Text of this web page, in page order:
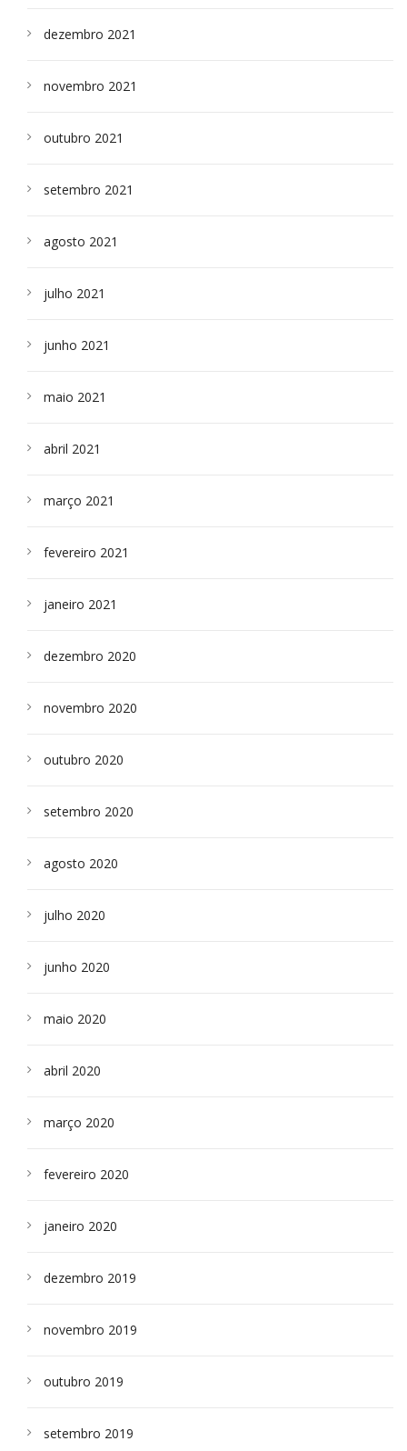
dezembro 2021
novembro 2021
outubro 2021
setembro 2021
agosto 2021
julho 2021
junho 2021
maio 2021
abril 2021
março 2021
fevereiro 2021
janeiro 2021
dezembro 2020
novembro 2020
outubro 2020
setembro 2020
agosto 2020
julho 2020
junho 2020
maio 2020
abril 2020
março 2020
fevereiro 2020
janeiro 2020
dezembro 2019
novembro 2019
outubro 2019
setembro 2019